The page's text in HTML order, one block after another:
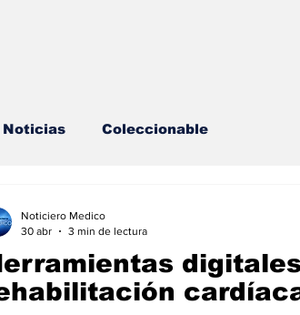
Noticias Coleccionable
especial
Noticiero Medico
30 abr
3 min de lectura